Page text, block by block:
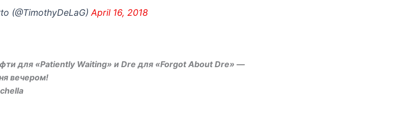
(@TimothyDeLaG)April 16, 2018
для «Patiently Waiting» и Dre для «Forgot About Dre» —
вечером!